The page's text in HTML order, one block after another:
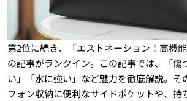
第2位に続き、「エストネーション！高機能
の記事がランクイン。この記事では、「傷
い」「水に強い」など魅力を徹底解説。そ
フォン収納に便利なサイドポケットや、持